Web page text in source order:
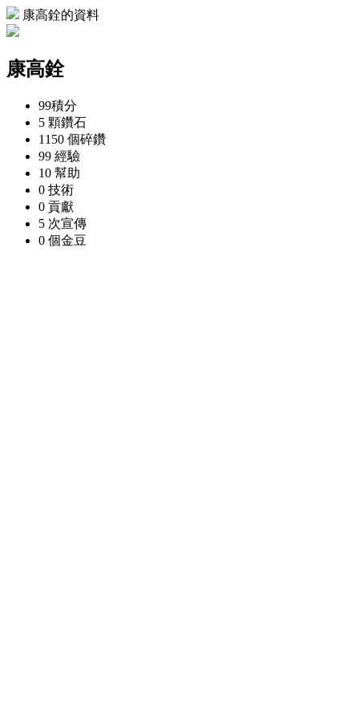
康高銓的資料
康高銓
99積分
5 顆鑽石
1150 個碎鑽
99 經驗
10 幫助
0 技術
0 貢獻
5 次宣傳
0 個金豆